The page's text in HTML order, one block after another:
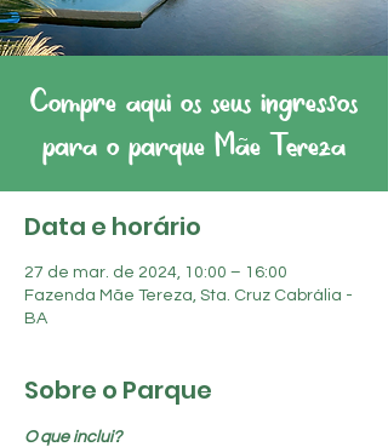
Compre aqui os seus ingressos
para o parque Mãe Tereza
Data e horário
27 de mar. de 2024, 10:00 – 16:00
Fazenda Mãe Tereza, Sta. Cruz Cabrália -
BA
Sobre o Parque
O que inclui?